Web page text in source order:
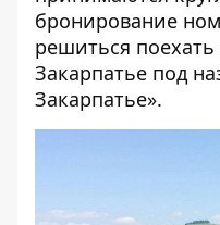
бронирование
решиться
Закарпатье под
Закарпатье».